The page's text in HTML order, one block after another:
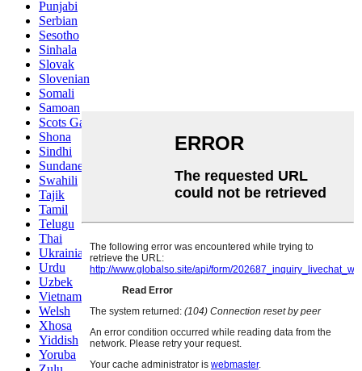
Punjabi
Serbian
Sesotho
Sinhala
Slovak
Slovenian
Somali
Samoan
Scots Gaelic
Shona
Sindhi
Sundanese
Swahili
Tajik
Tamil
Telugu
Thai
Ukrainian
Urdu
Uzbek
Vietnamese
Welsh
Xhosa
Yiddish
Yoruba